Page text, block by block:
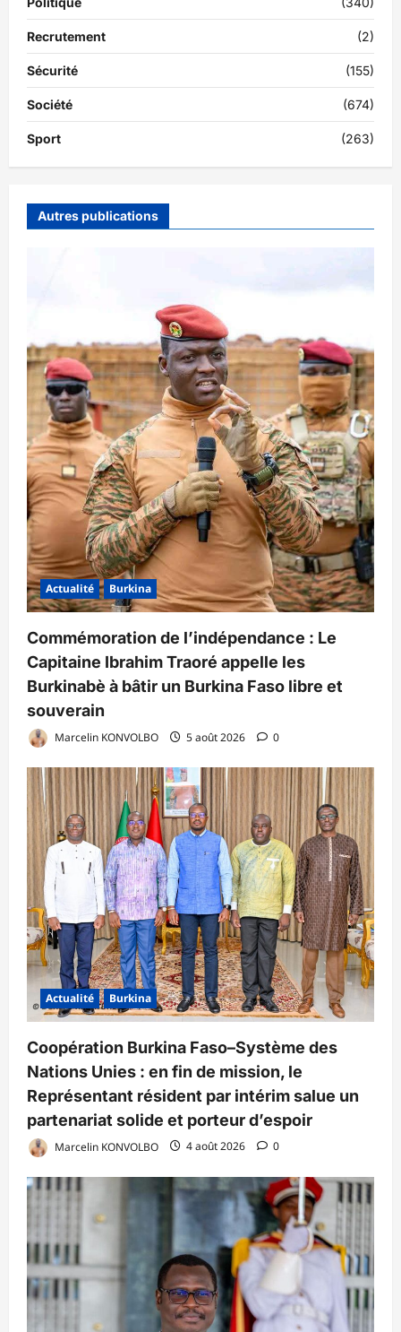
Recrutement (2)
Sécurité (155)
Société (674)
Sport (263)
Autres publications
Actualité Burkina
Commémoration de l’indépendance : Le
Capitaine Ibrahim Traoré appelle les
Burkinabè à bâtir un Burkina Faso libre et
souverain
Marcelin KONVOLBO 5 août 2026 0
Actualité Burkina
Coopération Burkina Faso–Système des
Nations Unies : en fin de mission, le
Représentant résident par intérim salue un
partenariat solide et porteur d’espoir
Marcelin KONVOLBO 4 août 2026 0